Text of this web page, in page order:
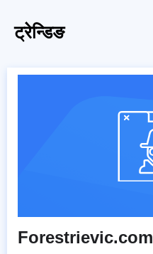
ट्रेन्डिङ
Forestrievic.com